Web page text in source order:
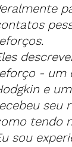
- um
e
seu
tendo
sou